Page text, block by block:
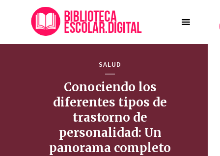
SALUD
Conociendo los
diferentes tipos de
trastorno de
personalidad: Un
panorama completo